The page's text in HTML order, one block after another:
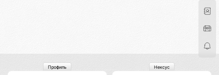
Профиль Нексус